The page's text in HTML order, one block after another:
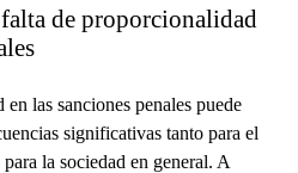
de proporcionalidad
las sanciones penales puede
significativas tanto para el
la sociedad en general. A